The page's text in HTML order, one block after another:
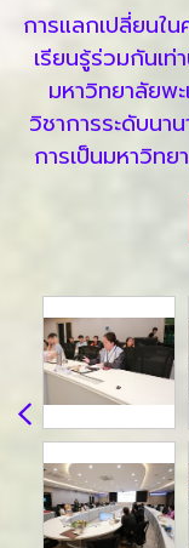
การแลกเปลี่ยนใ
เรียนรู้ร่วมกันเ
มหาวิทยาลัยพ
วิชาการระดับน
การเป็นมหาวิท